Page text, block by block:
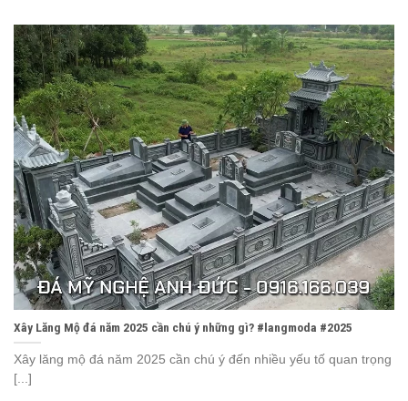
Xây Lăng Mộ đá năm 2025 cần chú ý những gì? #langmoda #2025
Xây lăng mộ đá năm 2025 cần chú ý đến nhiều yếu tố quan trọng
[...]